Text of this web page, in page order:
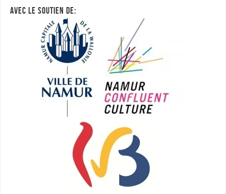
AVEC LE SOUTIEN DE: